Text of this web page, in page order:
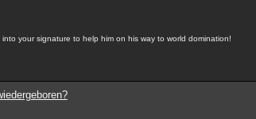
your signature to help him on his way to world domination!